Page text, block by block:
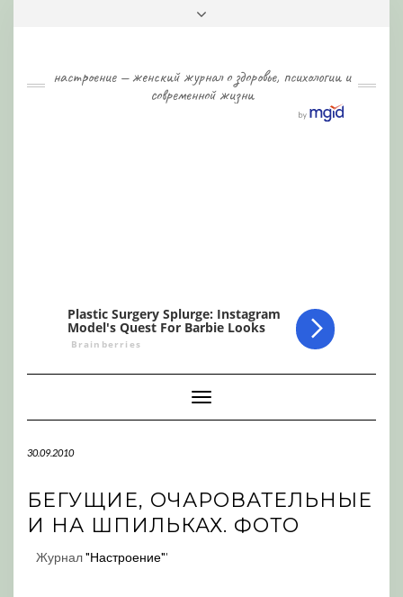
настроение — женский журнал о здоровье, психологии и
современной жизни
Toggle
Navigation
30.09.2010
БЕГУЩИЕ, ОЧАРОВАТЕЛЬНЫЕ
И НА ШПИЛЬКАХ. ФОТО
Журнал"Настроение"'